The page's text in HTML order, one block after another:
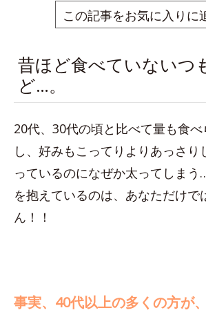
この記事をお気に入りに
昔ほど食べていないつ
ど…。
20代、30代の頃と比べて量も食
し、好みもこってりよりあっさり
っているのになぜか太ってしま
を抱えているのは、あなただけで
ん！！
事実、40代以上の多くの方が